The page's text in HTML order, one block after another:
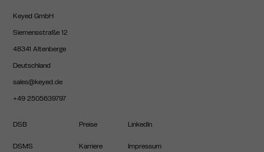
Keyed GmbH
Siemensstraße 12
48341 Altenberge
Deutschland
sales@keyed.de
+49 2505639797
DSB
DSMS
Preise
Karriere
LinkedIn
Impressum